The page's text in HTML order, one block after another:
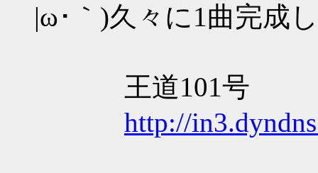
|ω･｀)久々に1曲完成
王道101号
http://